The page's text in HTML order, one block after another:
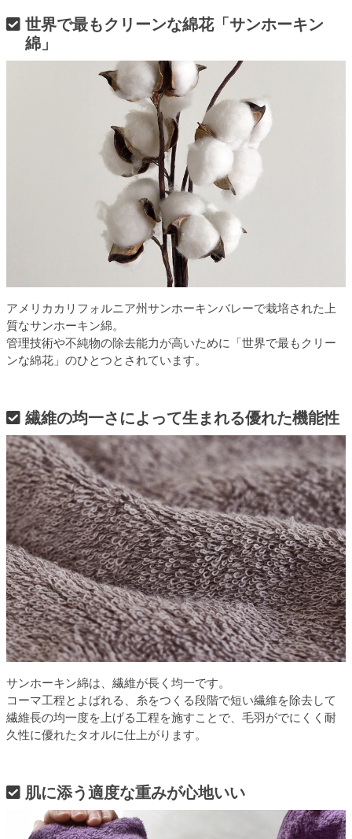
世界で最もクリーンな綿花「サンホーキン
綿」
アメリカカリフォルニア州サンホーキンバレーで栽培された上
質なサンホーキン綿。
管理技術や不純物の除去能力が高いために「世界で最もクリー
ンな綿花」のひとつとされています。
繊維の均一さによって生まれる優れた機能性
サンホーキン綿は、繊維が長く均一です。
コーマ工程とよばれる、糸をつくる段階で短い繊維を除去して
繊維長の均一度を上げる工程を施すことで、毛羽がでにくく耐
久性に優れたタオルに仕上がります。
肌に添う適度な重みが心地いい